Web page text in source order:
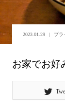
2023.01.29 プラ
お家でお好